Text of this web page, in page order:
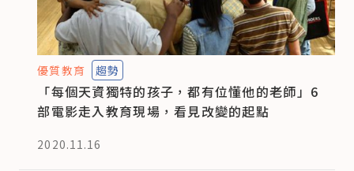
優質教育 趨勢
「每個天資獨特的孩子，都有位懂他的老師」6
部電影走入教育現場，看見改變的起點
2020.11.16